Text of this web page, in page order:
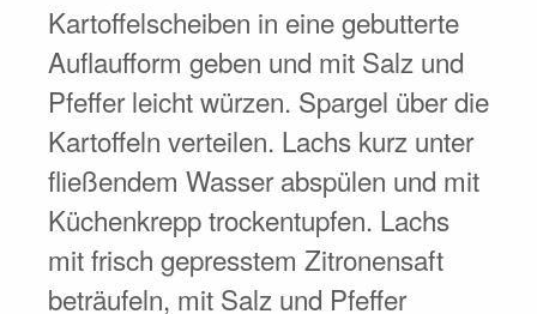
Kartoffelscheiben in eine gebutterte
Auflaufform geben und mit Salz und
Pfeffer leicht würzen. Spargel über die
Kartoffeln verteilen. Lachs kurz unter
fließendem Wasser abspülen und mit
Küchenkrepp trockentupfen. Lachs
mit frisch gepresstem Zitronensaft
beträufeln, mit Salz und Pfeffer